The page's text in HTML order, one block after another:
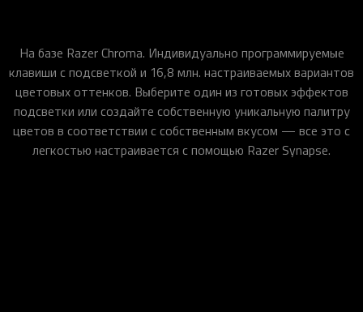
На базе Razer Chroma. Индивидуально программируемые
клавиши с подсветкой и 16,8 млн. настраиваемых вариантов
цветовых оттенков. Выберите один из готовых эффектов
подсветки или создайте собственную уникальную палитру
цветов в соответствии с собственным вкусом — все это с
легкостью настраивается с помощью Razer Synapse.